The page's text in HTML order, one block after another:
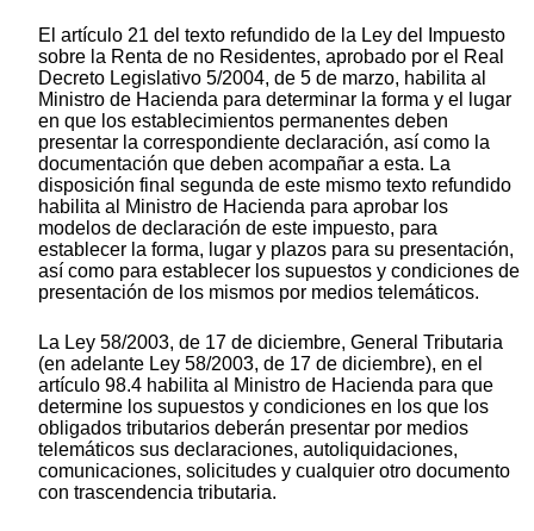
El artículo 21 del texto refundido de la Ley del Impuesto
sobre la Renta de no Residentes, aprobado por el Real
Decreto Legislativo 5/2004, de 5 de marzo, habilita al
Ministro de Hacienda para determinar la forma y el lugar
en que los establecimientos permanentes deben
presentar la correspondiente declaración, así como la
documentación que deben acompañar a esta. La
disposición final segunda de este mismo texto refundido
habilita al Ministro de Hacienda para aprobar los
modelos de declaración de este impuesto, para
establecer la forma, lugar y plazos para su presentación,
así como para establecer los supuestos y condiciones de
presentación de los mismos por medios telemáticos.
La Ley 58/2003, de 17 de diciembre, General Tributaria
(en adelante Ley 58/2003, de 17 de diciembre), en el
artículo 98.4 habilita al Ministro de Hacienda para que
determine los supuestos y condiciones en los que los
obligados tributarios deberán presentar por medios
telemáticos sus declaraciones, autoliquidaciones,
comunicaciones, solicitudes y cualquier otro documento
con trascendencia tributaria.